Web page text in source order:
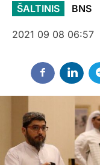
ŠALTINIS BNS
2021 09 08 06:57